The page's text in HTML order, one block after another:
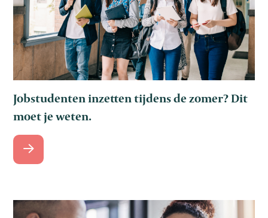
Jobstudenten inzetten tijdens de zomer? Dit
moet je weten.